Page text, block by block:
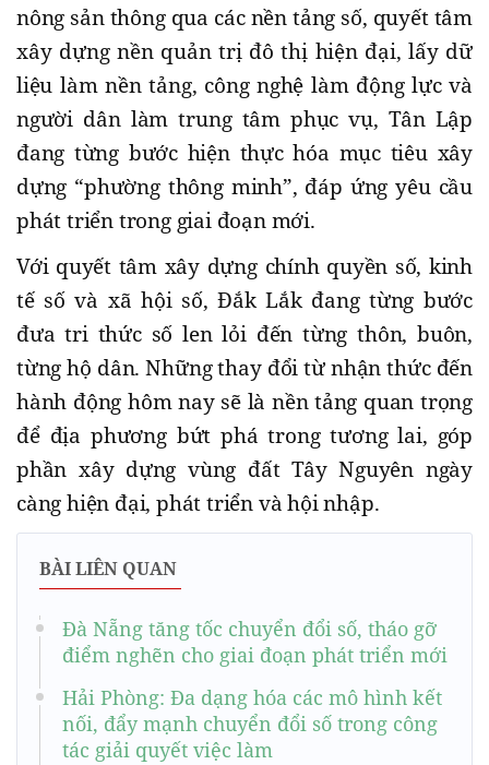
nông sản thông qua các nền tảng số, quyết tâm
xây dựng nền quản trị đô thị hiện đại, lấy dữ
liệu làm nền tảng, công nghệ làm động lực và
người dân làm trung tâm phục vụ, Tân Lập
đang từng bước hiện thực hóa mục tiêu xây
dựng “phường thông minh”, đáp ứng yêu cầu
phát triển trong giai đoạn mới.
Với quyết tâm xây dựng chính quyền số, kinh
tế số và xã hội số, Đắk Lắk đang từng bước
đưa tri thức số len lỏi đến từng thôn, buôn,
từng hộ dân. Những thay đổi từ nhận thức đến
hành động hôm nay sẽ là nền tảng quan trọng
để địa phương bứt phá trong tương lai, góp
phần xây dựng vùng đất Tây Nguyên ngày
càng hiện đại, phát triển và hội nhập.
BÀI LIÊN QUAN
Đà Nẵng tăng tốc chuyển đổi số, tháo gỡ
điểm nghẽn cho giai đoạn phát triển mới
Hải Phòng: ​Đa dạng hóa các mô hình kết
nối, đẩy mạnh chuyển đổi số trong công
tác giải quyết việc làm